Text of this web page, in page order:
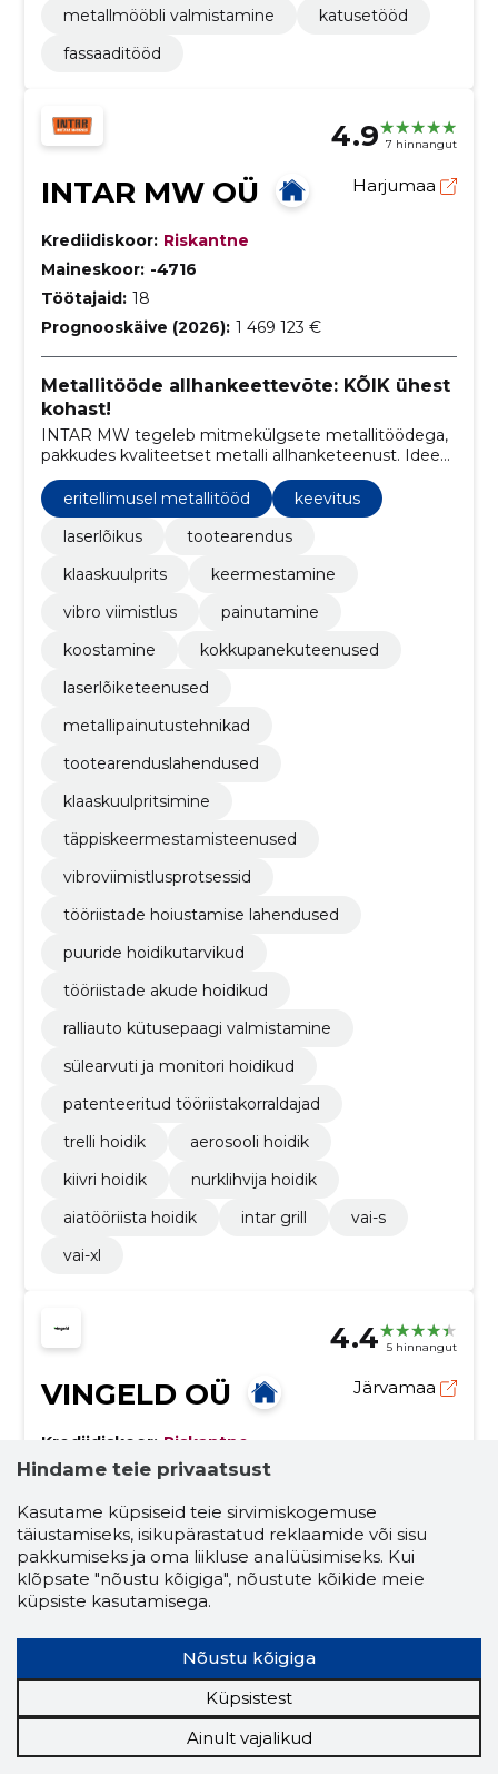
metallmööbli valmistamine
katusetööd
fassaaditööd
4.9 7 hinnangut
INTAR MW OÜ Harjumaa
Krediidiskoor: Riskantne
Maineskoor: -4716
Töötajaid: 18
Prognooskäive (2026): 1 469 123 €
Metallitööde allhankeettevõte: KÕIK ühest
kohast!
INTAR MW tegeleb mitmekülgsete metallitöödega,
pakkudes kvaliteetset metalli allhanketeenust. Ideest
lõpptooteni! Personaalne lähenemine ja pikaajaline
koostöö.
eritellimusel metallitööd
keevitus
laserlõikus
tootearendus
klaaskuulprits
keermestamine
vibro viimistlus
painutamine
koostamine
kokkupanekuteenused
laserlõiketeenused
metallipainutustehnikad
tootearenduslahendused
klaaskuulpritsimine
täppiskeermestamisteenused
vibroviimistlusprotsessid
tööriistade hoiustamise lahendused
puuride hoidikutarvikud
tööriistade akude hoidikud
ralliauto kütusepaagi valmistamine
sülearvuti ja monitori hoidikud
patenteeritud tööriistakorraldajad
trelli hoidik
aerosooli hoidik
kiivri hoidik
nurklihvija hoidik
aiatööriista hoidik
intar grill
vai-s
vai-xl
4.4 5 hinnangut
VINGELD OÜ Järvamaa
Krediidiskoor: Riskantne
Maineskoor: -16 000
Prognooskäive (2026): 907 355 €
Vastupidav mööbel, vastupidav viimistlus.
Ettevõte tegeleb mööblitootmise ja metalltöödega,
pakkudes ka pulbervärvimist ja pinnatöötlust. Meie
eesmärk on tagada vastupidav ja esteetiline tulemus,
mis pikendab toodete eluiga.
metallitööd
eritellimusel metallitööd
metallitööde disain ja remont
metallitöö
keevitusteenused
pulbervärvimine
Hindame teie privaatsust
Kasutame küpsiseid teie sirvimiskogemuse
täiustamiseks, isikupärastatud reklaamide või sisu
pakkumiseks ja oma liikluse analüüsimiseks. Kui
klõpsate "nõustu kõigiga", nõustute kõikide meie
küpsiste kasutamisega.
Nõustu kõigiga
Küpsistest
Ainult vajalikud